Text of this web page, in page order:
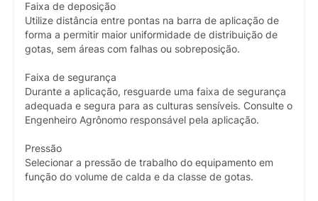
Faixa de deposição
Utilize distância entre pontas na barra de aplicação de
forma a permitir maior uniformidade de distribuição de
gotas, sem áreas com falhas ou sobreposição.
Faixa de segurança
Durante a aplicação, resguarde uma faixa de segurança
adequada e segura para as culturas sensíveis. Consulte o
Engenheiro Agrônomo responsável pela aplicação.
Pressão
Selecionar a pressão de trabalho do equipamento em
função do volume de calda e da classe de gotas.